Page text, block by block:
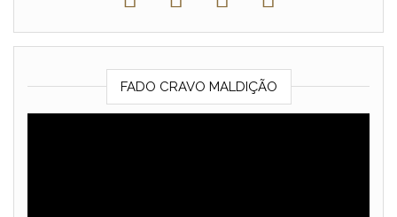
FADO CRAVO MALDIÇÃO